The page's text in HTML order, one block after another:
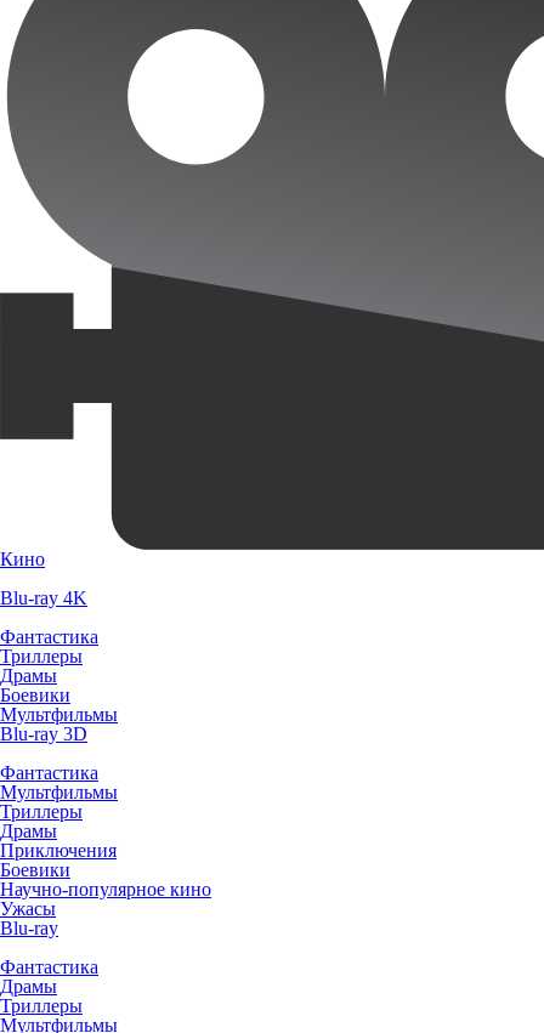
Кино
Blu-ray 4K
Фантастика
Триллеры
Драмы
Боевики
Мультфильмы
Blu-ray 3D
Фантастика
Мультфильмы
Триллеры
Драмы
Приключения
Боевики
Научно-популярное кино
Ужасы
Blu-ray
Фантастика
Драмы
Триллеры
Мультфильмы